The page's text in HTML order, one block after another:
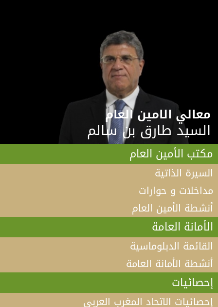
معالي الامين العام
السيد طارق بن سالم
مكتب الأمين العام
السيرة الذاتية
مداخلات و حوارات
أنشطة الأمين العام
الأمانة العامة
القائمة الدبلوماسية
أنشطة الأمانة العامة
إحصائيات
إحصائيات الاتحاد المغرب العربي